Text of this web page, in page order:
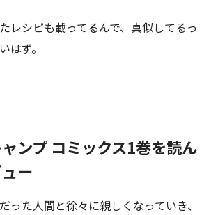
レシピも載ってるんで、真似してるっ
はず。
ンプ コミックス1巻を読ん
ー
った人間と徐々に親しくなっていき、